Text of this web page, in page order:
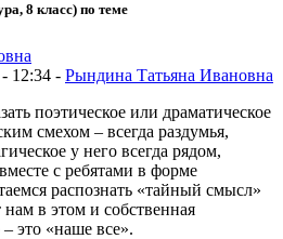
8 класс) по теме
12:34 - Рындина Татьяна Ивановна
поэтическое или драматическое
смехом – всегда раздумья,
у него всегда рядом,
с ребятами в форме
распознать «тайный смысл»
в этом и собственная
– это «наше все».